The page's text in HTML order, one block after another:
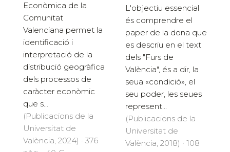
Econòmica de la
Comunitat
Valenciana permet la
identificació i
interpretació de la
distribució geogràfica
dels processos de
caràcter econòmic
que s...
(Publicacions de la
Universitat de
València, 2024) · 376
L'objectiu essencial
és comprendre el
paper de la dona que
es descriu en el text
dels "Furs de
València", és a dir, la
seua «condició», el
seu poder, les seues
represent...
(Publicacions de la
Universitat de
València, 2018) · 108